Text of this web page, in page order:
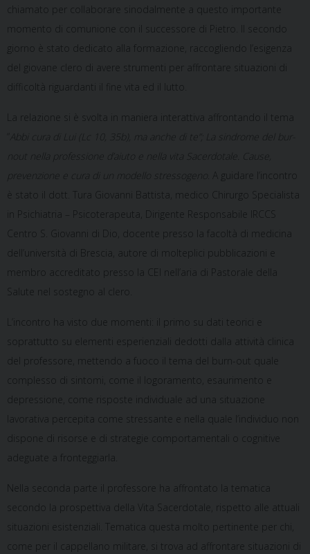
chiamato per collaborare sinodalmente a questo importante
momento di comunione con il successore di Pietro. Il secondo
giorno è stato dedicato alla formazione, raccogliendo l’esigenza
del giovane clero di avere strumenti per affrontare situazioni di
difficoltà riguardanti il fine vita ed il lutto.
La relazione si è svolta in maniera interattiva affrontando il tema
Abbi cura di Lui (Lc 10, 35b), ma anche di te”; La sindrome del bur-
prevenzione e cura di un modello stressogeno
. A guidare l’incontro
è stato il dott. Tura Giovanni Battista, medico Chirurgo Specialista
in Psichiatria – Psicoterapeuta, Dirigente Responsabile IRCCS
Centro S. Giovanni di Dio, docente presso la facoltà di medicina
dell’università di Brescia, autore di molteplici pubblicazioni e
membro accreditato presso la CEI nell’aria di Pastorale della
Salute nel sostegno al clero.
L’incontro ha visto due momenti: il primo su dati teorici e
soprattutto su elementi esperienziali dedotti dalla attività clinica
del professore, mettendo a fuoco il tema del burn-out quale
complesso di sintomi, come il logoramento, esaurimento e
depressione, come risposte individuale ad una situazione
lavorativa percepita come stressante e nella quale l’individuo non
dispone di risorse e di strategie comportamentali o cognitive
adeguate a fronteggiarla.
Nella seconda parte il professore ha affrontato la tematica
secondo la prospettiva della Vita Sacerdotale, rispetto alle attuali
situazioni esistenziali. Tematica questa molto pertinente per chi,
come per il cappellano militare, si trova ad affrontare situazioni di